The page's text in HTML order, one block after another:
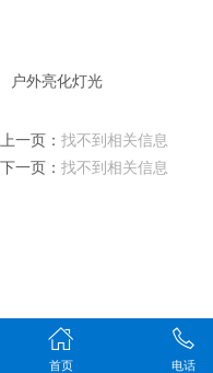
户外亮化灯光
上一页： 找不到相关信息
下一页： 找不到相关信息
首页 电话